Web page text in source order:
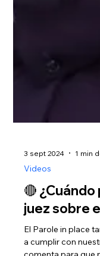
3 sept 2024 1 min
Videos
🔴
juez sobre